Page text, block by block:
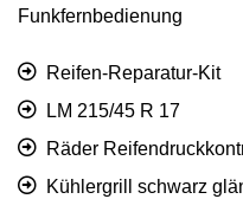
Funkfernbedienung
Reifen-Reparatur-Kit
LM 215/45 R 17
Räder
Kühlergrill schwarz